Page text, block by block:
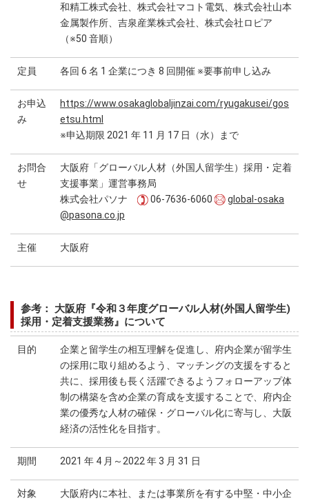
和精工株式会社、株式会社マコト電気、株式会社山本
金属製作所、吉泉産業株式会社、株式会社ロピア
（※50 音順）
定員 各回 6 名 1 企業につき 8 回開催 ※要事前申し込み
お申込
み
https://www.osakaglobaljinzai.com/ryugakusei/gos
etsu.html
※申込期限 2021 年 11 月 17 日（水）まで
お問合
せ
大阪府「グローバル人材（外国人留学生）採用・定着
支援事業」運営事務局
株式会社パソナ
06-7636-6060
global-osaka
@pasona.co.jp
主催 大阪府
参考： 大阪府『令和３年度グローバル人材(外国人留学生)
採用・定着支援業務』について
目的
企業と留学生の相互理解を促進し、府内企業が留学生
の採用に取り組めるよう、マッチングの支援をすると
共に、採用後も長く活躍できるようフォローアップ体
制の構築を含め企業の育成を支援することで、府内企
業の優秀な人材の確保・グローバル化に寄与し、大阪
経済の活性化を目指す。
期間 2021 年 4 月～2022 年 3 月 31 日
対象
大阪府内に本社、または事業所を有する中堅・中小企